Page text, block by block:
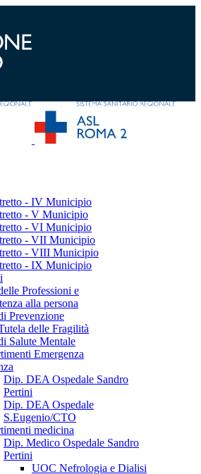
- IV Municipio
- V Municipio
- VI Municipio
- VII Municipio
- VIII Municipio
- IX Municipio
Professioni e
alla persona
Prevenzione
delle Fragilità
Salute Mentale
Emergenza
Dip. DEA Ospedale Sandro
Pertini
Dip. DEA Ospedale
S.Eugenio/CTO
medicina
Dip. Medico Ospedale Sandro
Pertini
UOC Nefrologia e Dialisi